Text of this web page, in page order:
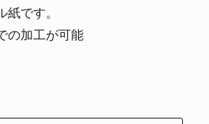
紙です。
の加工が可能